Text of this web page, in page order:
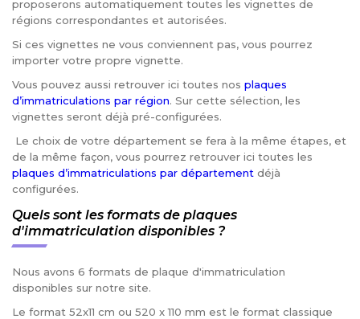
proposerons automatiquement toutes les vignettes de
régions correspondantes et autorisées.
Si ces vignettes ne vous conviennent pas, vous pourrez
importer votre propre vignette.
Vous pouvez aussi retrouver ici toutes nos plaques
d’immatriculations par région. Sur cette sélection, les
vignettes seront déjà pré-configurées.
Le choix de votre département se fera à la même étapes, et
de la même façon, vous pourrez retrouver ici toutes les
plaques d’immatriculations par département déjà
configurées.
Quels sont les formats de plaques
d'immatriculation disponibles ?
Nous avons 6 formats de plaque d'immatriculation
disponibles sur notre site.
Le format 52x11 cm ou 520 x 110 mm est le format classique